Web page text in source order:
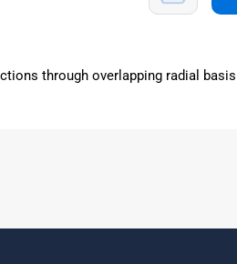
through overlapping radial